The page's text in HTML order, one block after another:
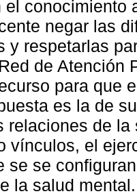
el conocimiento
negar las
y respetarlas
de Atención
para que
es la de
relaciones de
vínculos, el
se se
la salud mental.